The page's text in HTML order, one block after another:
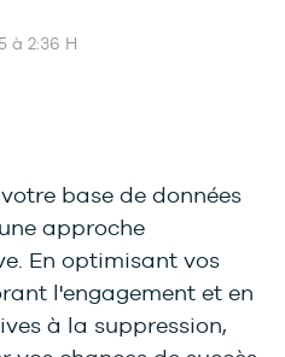
à 2:36 H
base de données
approche
En optimisant vos
l'engagement et en
à la suppression,